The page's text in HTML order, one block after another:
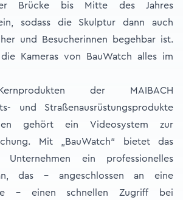
Brücke bis Mitte des Jahres
sodass die Skulptur dann auch
und Besucherinnen begehbar ist.
Kameras von BauWatch alles im
der MAIBACH
und Straßenausrüstungsprodukte
gehört ein Videosystem zur
Mit „BauWatch“ bietet das
Unternehmen ein professionelles
das – angeschlossen an eine
– einen schnellen Zugriff bei